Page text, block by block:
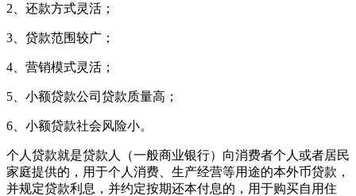
2、还款方式灵活；
3、贷款范围较广；
4、营销模式灵活；
5、小额贷款公司贷款质量高；
6、小额贷款社会风险小。
个人贷款就是贷款人（一般商业银行）向消费者个人或者居民
家庭提供的，用于个人消费、生产经营等用途的本外币贷款，
并规定贷款利息，并约定按期还本付息的，用于购买自用住